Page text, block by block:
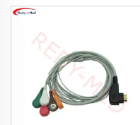
Star8000، Comen NC10